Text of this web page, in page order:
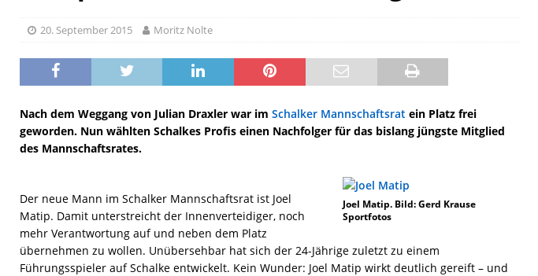
20. September 2015 Moritz Nolte
Nach dem Weggang von Julian Draxler war im Schalker Mannschaftsrat ein Platz frei
geworden. Nun wählten Schalkes Profis einen Nachfolger für das bislang jüngste Mitglied
des Mannschaftsrates.
Joel Matip. Bild: Gerd Krause
Sportfotos
Der neue Mann im Schalker Mannschaftsrat ist Joel
Matip. Damit unterstreicht der Innenverteidiger, noch
mehr Verantwortung auf und neben dem Platz
übernehmen zu wollen. Unübersehbar hat sich der 24-Jährige zuletzt zu einem
Führungsspieler auf Schalke entwickelt. Kein Wunder: Joel Matip wirkt deutlich gereift – und